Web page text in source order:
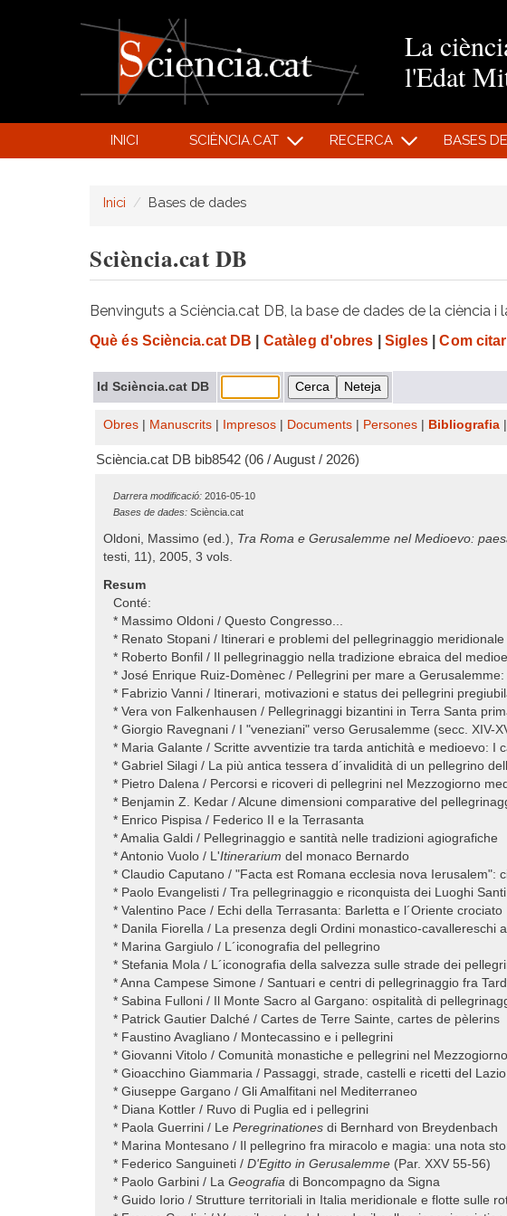
La
l'Edat
INICI SCIÈNCIA.CAT RECERCA BASES
Inici Bases de dades
Sciència.cat DB
Benvinguts a Sciència.cat DB, la base de dades de la ciència
Què és Sciència.cat DB Catàleg d'obres Sigles| Com citar
Id Sciència.cat DB
Obres Manuscrits Impresos Documents Persones Bibliografia
Sciència.cat DB bib8542 (06 / August / 2026)
Darrera modificació: 2016-05-10
Bases de dades: Sciència.cat
Oldoni, Massimo (ed.), Tra Roma e Gerusalemme nel Medioevo:
testi, 11), 2005, 3 vols.
Resum
Conté:
* Massimo Oldoni / Questo Congresso...
* Renato Stopani / Itinerari e problemi del pellegrinaggio meridionale
* Roberto Bonfil / Il pellegrinaggio nella tradizione ebraica del
* José Enrique Ruiz-Domènec / Pellegrini per mare a
* Fabrizio Vanni / Itinerari, motivazioni e status dei pellegrini
* Vera von Falkenhausen / Pellegrinaggi bizantini in Terra Santa
* Giorgio Ravegnani / I "veneziani" verso Gerusalemme (secc. XIV-
* Maria Galante / Scritte avventizie tra tarda antichità e medioevo: I
* Gabriel Silagi / La più antica tessera d´invalidità di un pellegrino
* Pietro Dalena / Percorsi e ricoveri di pellegrini nel Mezzogiorno
* Benjamin Z. Kedar / Alcune dimensioni comparative del
* Enrico Pispisa / Federico II e la Terrasanta
* Amalia Galdi / Pellegrinaggio e santità nelle tradizioni agiografiche
* Antonio Vuolo / L'Itinerarium del monaco Bernardo
* Claudio Caputano / "Facta est Romana ecclesia nova Ierusalem":
* Paolo Evangelisti / Tra pellegrinaggio e riconquista dei Luoghi
* Valentino Pace / Echi della Terrasanta: Barletta e l´Oriente crociato
* Danila Fiorella / La presenza degli Ordini monastico-cavallereschi
* Marina Gargiulo / L´iconografia del pellegrino
* Stefania Mola / L´iconografia della salvezza sulle strade dei
* Anna Campese Simone / Santuari e centri di pellegrinaggio fra
* Sabina Fulloni / Il Monte Sacro al Gargano: ospitalità di
* Patrick Gautier Dalché / Cartes de Terre Sainte, cartes de pèlerins
* Faustino Avagliano / Montecassino e i pellegrini
* Giovanni Vitolo / Comunità monastiche e pellegrini nel
* Gioacchino Giammaria / Passaggi, strade, castelli e ricetti del
* Giuseppe Gargano / Gli Amalfitani nel Mediterraneo
* Diana Kottler / Ruvo di Puglia ed i pellegrini
* Paola Guerrini / Le Peregrinationes di Bernhard von Breydenbach
* Marina Montesano / Il pellegrino fra miracolo e magia: una nota
* Federico Sanguineti / D'Egitto in Gerusalemme (Par. XXV 55-56)
* Paolo Garbini / La Geografia di Boncompagno da Signa
* Guido Iorio / Strutture territoriali in Italia meridionale e flotte sulle